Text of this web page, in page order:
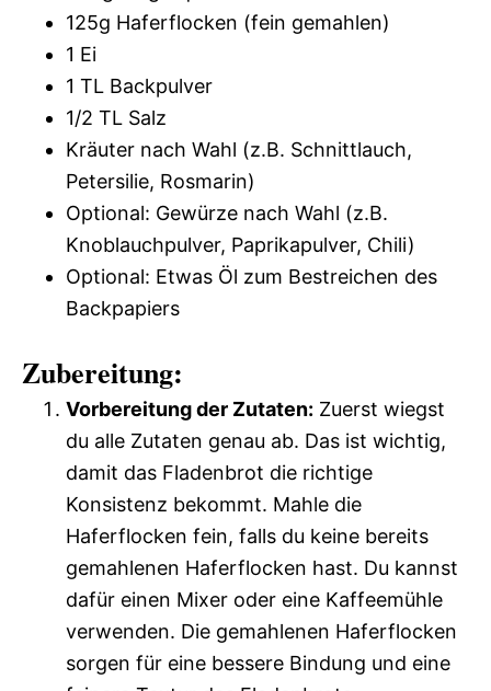
125g Haferflocken (fein gemahlen)
1 Ei
1 TL Backpulver
1/2 TL Salz
Kräuter nach Wahl (z.B. Schnittlauch,
Petersilie, Rosmarin)
Optional: Gewürze nach Wahl (z.B.
Knoblauchpulver, Paprikapulver, Chili)
Optional: Etwas Öl zum Bestreichen des
Backpapiers
Zubereitung:
Vorbereitung der Zutaten: Zuerst wiegst
du alle Zutaten genau ab. Das ist wichtig,
damit das Fladenbrot die richtige
Konsistenz bekommt. Mahle die
Haferflocken fein, falls du keine bereits
gemahlenen Haferflocken hast. Du kannst
dafür einen Mixer oder eine Kaffeemühle
verwenden. Die gemahlenen Haferflocken
sorgen für eine bessere Bindung und eine